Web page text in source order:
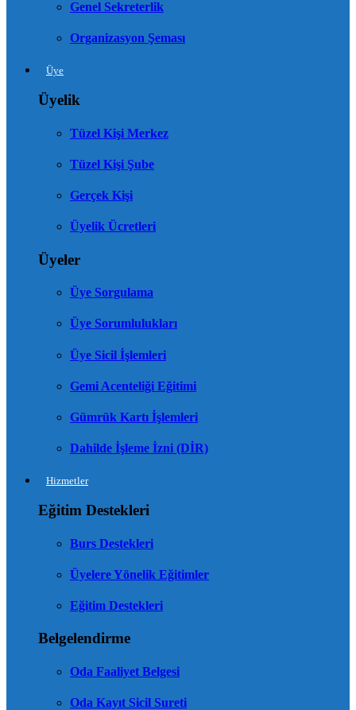
Genel Sekreterlik
Organizasyon Şeması
Üye
Üyelik
Tüzel Kişi Merkez
Tüzel Kişi Şube
Gerçek Kişi
Üyelik Ücretleri
Üyeler
Üye Sorgulama
Üye Sorumlulukları
Üye Sicil İşlemleri
Gemi Acenteliği Eğitimi
Gümrük Kartı İşlemleri
Dahilde İşleme İzni (DİR)
Hizmetler
Eğitim Destekleri
Burs Destekleri
Üyelere Yönelik Eğitimler
Eğitim Destekleri
Belgelendirme
Oda Faaliyet Belgesi
Oda Kayıt Sicil Sureti